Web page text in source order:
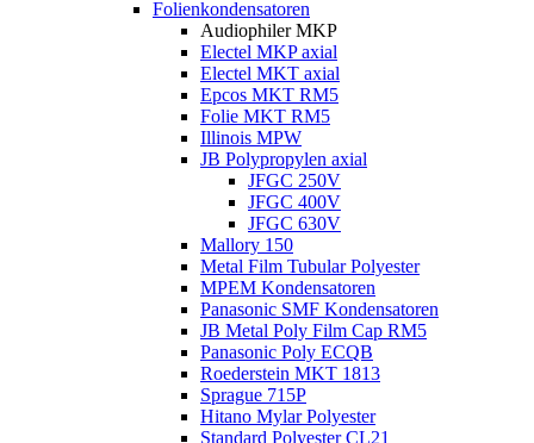
Folienkondensatoren
Audiophiler MKP
Electel MKP axial
Electel MKT axial
Epcos MKT RM5
Folie MKT RM5
Illinois MPW
JB Polypropylen axial
JFGC 250V
JFGC 400V
JFGC 630V
Mallory 150
Metal Film Tubular Polyester
MPEM Kondensatoren
Panasonic SMF Kondensatoren
JB Metal Poly Film Cap RM5
Panasonic Poly ECQB
Roederstein MKT 1813
Sprague 715P
Hitano Mylar Polyester
Standard Polyester CL21